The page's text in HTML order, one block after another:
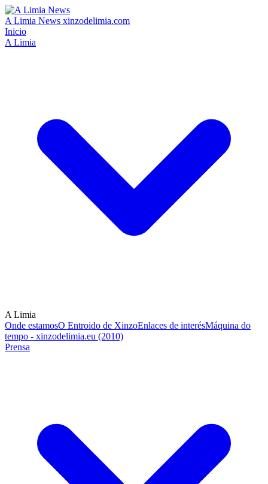
A Limia News xinzodelimia.com
Inicio
A Limia
A Limia
Onde estamosO Entroido de XinzoEnlaces de interésMáquina do
tempo - xinzodelimia.eu (2010)
Prensa